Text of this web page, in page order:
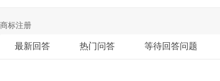
商标注册
最新回答 热门问答 等待回答问题